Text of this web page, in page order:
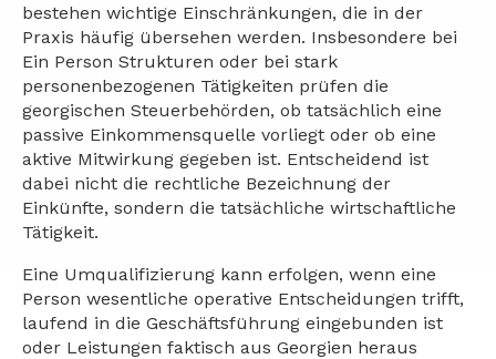
bestehen wichtige Einschränkungen, die in der
Praxis häufig übersehen werden. Insbesondere bei
Ein Person Strukturen oder bei stark
personenbezogenen Tätigkeiten prüfen die
georgischen Steuerbehörden, ob tatsächlich eine
passive Einkommensquelle vorliegt oder ob eine
aktive Mitwirkung gegeben ist. Entscheidend ist
dabei nicht die rechtliche Bezeichnung der
Einkünfte, sondern die tatsächliche wirtschaftliche
Tätigkeit.
Eine Umqualifizierung kann erfolgen, wenn eine
Person wesentliche operative Entscheidungen trifft,
laufend in die Geschäftsführung eingebunden ist
oder Leistungen faktisch aus Georgien heraus